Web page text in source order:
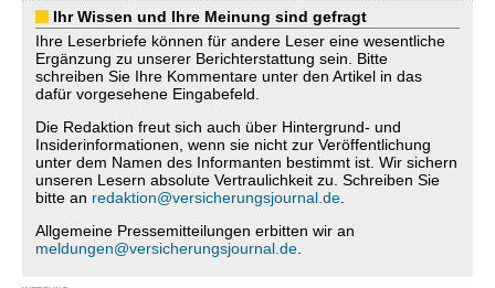
Ihr Wissen und Ihre Meinung sind gefragt
Ihre Leserbriefe können für andere Leser eine wesentliche
Ergänzung zu unserer Berichterstattung sein. Bitte
schreiben Sie Ihre Kommentare unter den Artikel in das
dafür vorgesehene Eingabefeld.
Die Redaktion freut sich auch über Hintergrund- und
Insiderinformationen, wenn sie nicht zur Veröffentlichung
unter dem Namen des Informanten bestimmt ist. Wir sichern
unseren Lesern absolute Vertraulichkeit zu. Schreiben Sie
bitte an redaktion@versicherungsjournal.de
Allgemeine Pressemitteilungen erbitten wir an
meldungen@versicherungsjournal.de